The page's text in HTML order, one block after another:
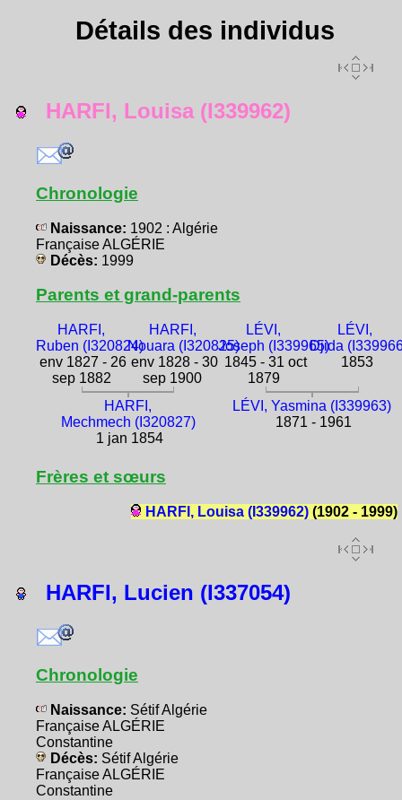
Détails des individus
HARFI, Louisa (I339962)
Chronologie
Naissance: 1902 : Algérie
Française ALGÉRIE
Décès: 1999
Parents et grand-parents
HARFI,
Ruben (I320824)
env 1827 - 26
sep 1882
HARFI,
Nouara (I320825)
env 1828 - 30
sep 1900
LÉVI,
Joseph (I339965)
1845 - 31 oct
1879
LÉVI,
Djida
1853
HARFI,
Mechmech (I320827)
1 jan 1854
LÉVI, Yasmina (I339963)
1871 - 1961
Frères et sœurs
HARFI, Louisa (I339962)(1902 - 1999)
HARFI, Lucien (I337054)
Chronologie
Naissance: Sétif Algérie
Française ALGÉRIE
Constantine
Décès: Sétif Algérie
Française ALGÉRIE
Constantine